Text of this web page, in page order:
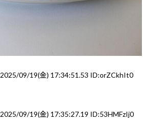
2025/09/19(金) 17:34:51.53 ID:orZCkhIt0
2025/09/19(金) 17:35:27.19 ID:53HMFzIj0